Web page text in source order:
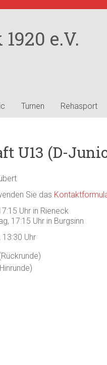
e.V.
Turnen Rehasport
U13 (D-
Sie das
Uhr in Rieneck
17:15 Uhr in Burgsinn
Uhr